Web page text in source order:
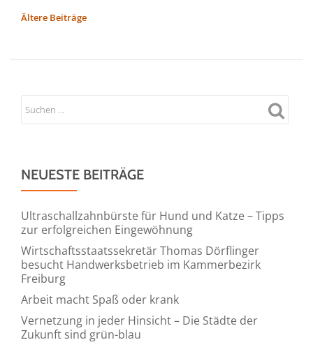
BEITRAGSNAVIGATION
Ältere Beiträge
NEUESTE BEITRÄGE
Ultraschallzahnbürste für Hund und Katze – Tipps
zur erfolgreichen Eingewöhnung
Wirtschaftsstaatssekretär Thomas Dörflinger
besucht Handwerksbetrieb im Kammerbezirk
Freiburg
Arbeit macht Spaß oder krank
Vernetzung in jeder Hinsicht – Die Städte der
Zukunft sind grün-blau